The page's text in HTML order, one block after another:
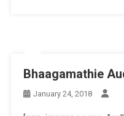
Bhaagamathie
January 24, 2018